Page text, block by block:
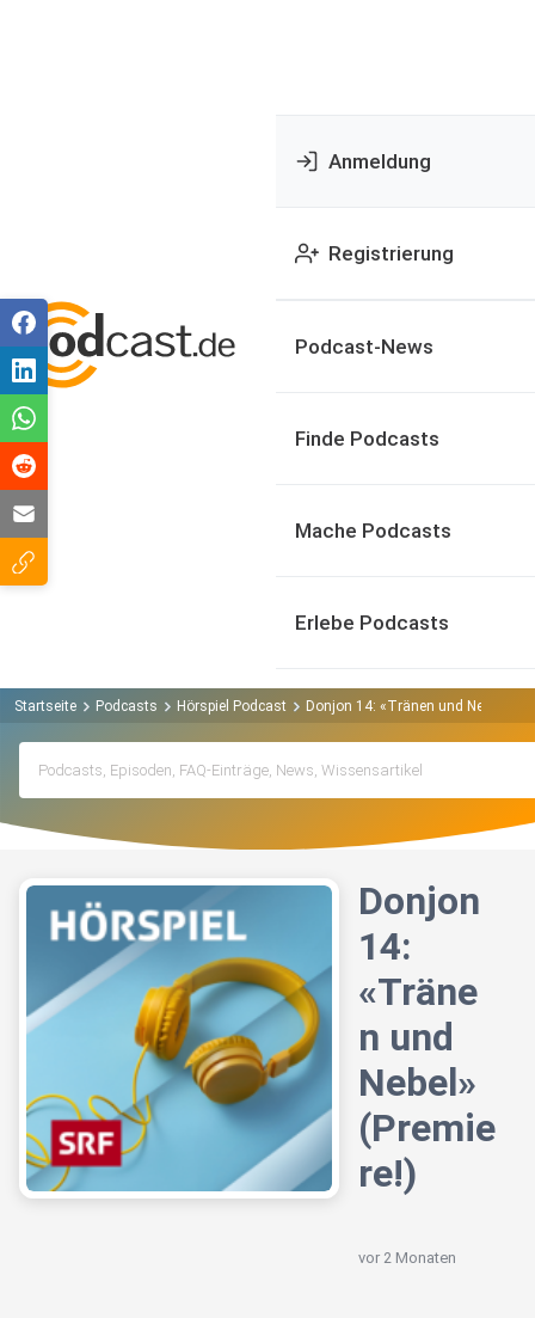
Anmeldung
Registrierung
Podcast-News
Finde Podcasts
Mache Podcasts
Erlebe Podcasts
Startseite Podcasts Hörspiel Podcast Donjon 14: «Tränen und Nebel»
Donjon
14:
«Träne
n und
Nebel»
(Premie
re!)
vor 2 Monaten